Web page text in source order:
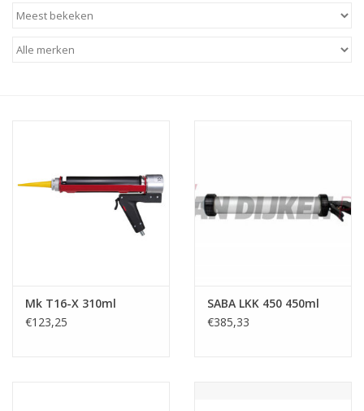
Mk T16-X 310ml
€123,25
SABA LKK 450 450ml
€385,33